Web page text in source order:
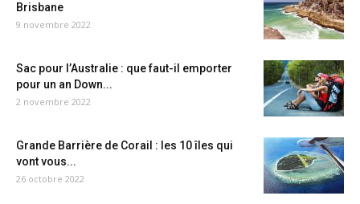
Brisbane
9 novembre 2022
Sac pour l’Australie : que faut-il emporter
pour un an Down...
2 novembre 2022
Grande Barrière de Corail : les 10 îles qui
vont vous...
26 octobre 2022